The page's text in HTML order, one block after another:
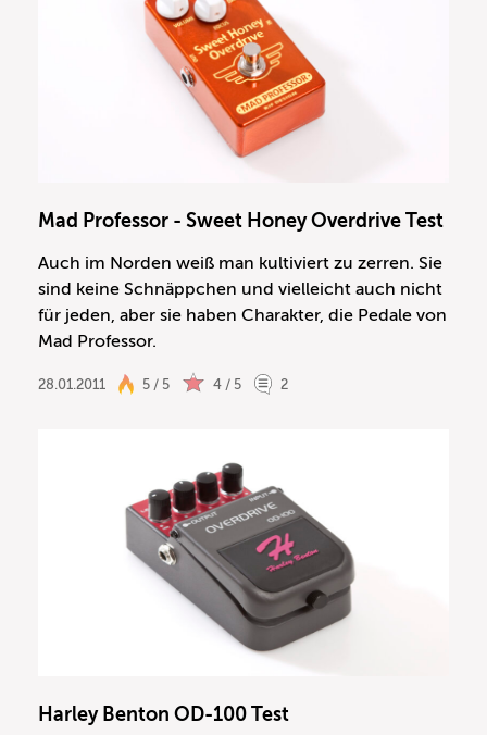
Mad Professor - Sweet Honey Overdrive Test
Auch im Norden weiß man kultiviert zu zerren. Sie
sind keine Schnäppchen und vielleicht auch nicht
für jeden, aber sie haben Charakter, die Pedale von
Mad Professor.
28.01.2011 5 / 5 4 / 5 2
Harley Benton OD-100 Test